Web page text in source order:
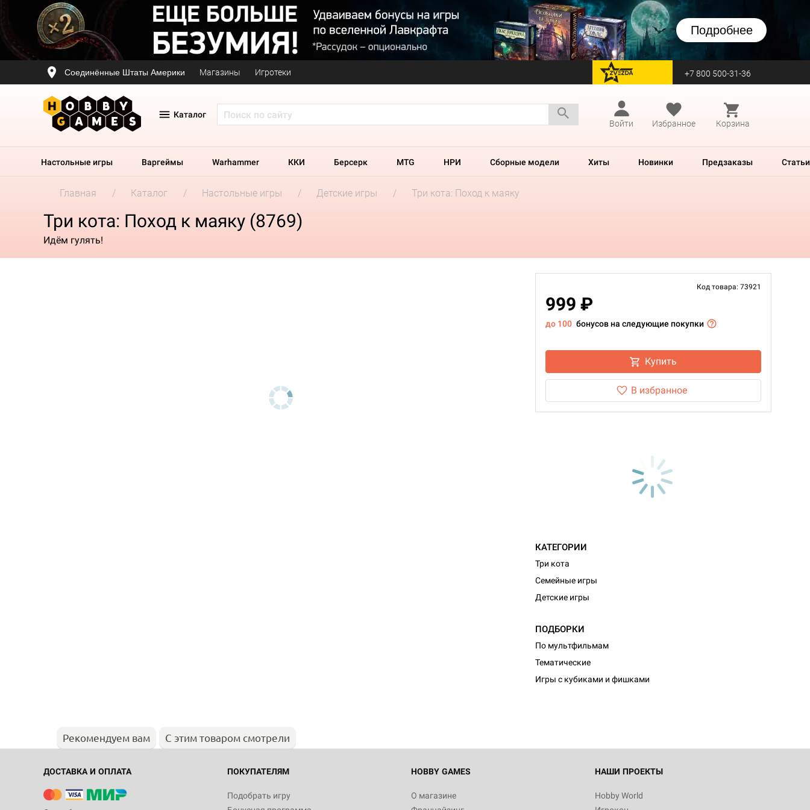
Подробнее
Соединённые Штаты Америки Магазины Игротеки перейти на Zvezda +7 800 500-31-36
Каталог
Войти
Избранное Корзина
Настольные игры Варгеймы Warhammer ККИ Берсерк MTG НРИ Сборные модели Хиты Новинки Предзаказы Статьи
Главная Каталог Настольные игры Детские игры Три кота: Поход к маяку
Три кота: Поход к маяку (8769)
Идём гулять!
Код товара: 73921
999 ₽
до 100 бонусов на следующие покупки
Купить
В избранное
КАТЕГОРИИ
Три кота
Семейные игры
Детские игры
ПОДБОРКИ
По мультфильмам
Тематические
Игры с кубиками и фишками
Рекомендуем вам С этим товаром смотрели
ДОСТАВКА И ОПЛАТА ПОКУПАТЕЛЯМ
Подобрать игру
HOBBY GAMES
О магазине
НАШИ ПРОЕКТЫ
Hobby World